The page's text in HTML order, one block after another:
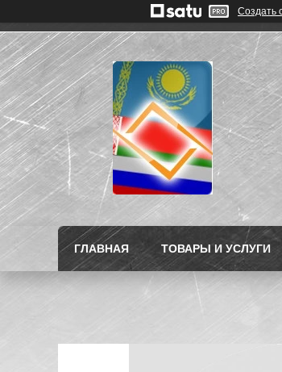
Создать
ГЛАВНАЯ ТОВАРЫ И УСЛУГИ